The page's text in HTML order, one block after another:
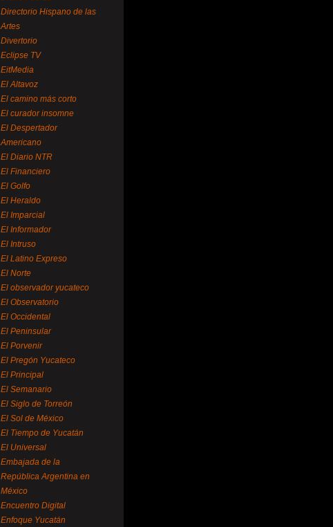
Directorio Hispano de las
Artes
Divertorio
Eclipse TV
EitMedia
El Altavoz
El camino más corto
El curador insomne
El Despertador
Americano
El Diario NTR
El Financiero
El Golfo
El Heraldo
El Imparcial
El Informador
El Intruso
El Latino Expreso
El Norte
El observador yucateco
El Observatorio
El Occidental
El Peninsular
El Porvenir
El Pregón Yucateco
El Principal
El Semanario
El Siglo de Torreón
El Sol de México
El Tiempo de Yucatán
El Universal
Embajada de la
República Argentina en
México
Encuentro Digital
Enfoque Yucatán